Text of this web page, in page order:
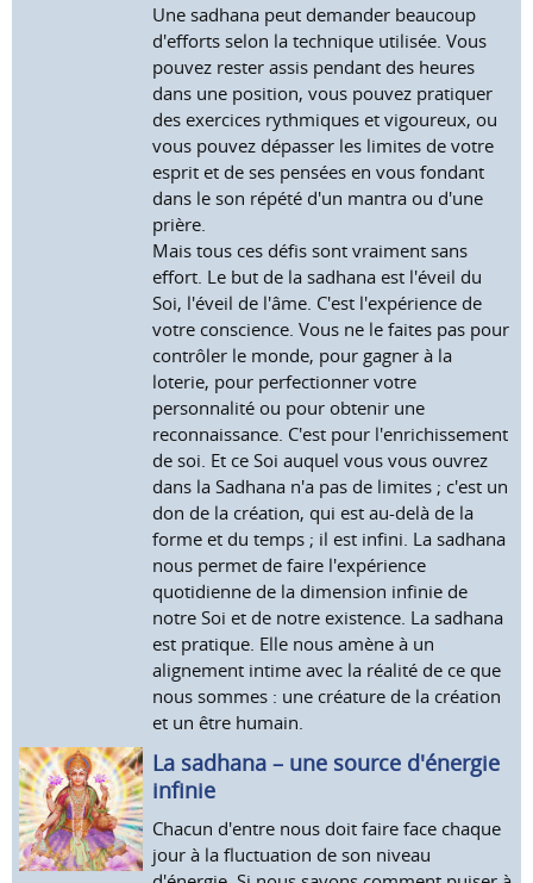
Une sadhana peut demander beaucoup
d'efforts selon la technique utilisée. Vous
pouvez rester assis pendant des heures
dans une position, vous pouvez pratiquer
des exercices rythmiques et vigoureux, ou
vous pouvez dépasser les limites de votre
esprit et de ses pensées en vous fondant
dans le son répété d'un mantra ou d'une
prière.
Mais tous ces défis sont vraiment sans
effort. Le but de la sadhana est l'éveil du
Soi, l'éveil de l'âme. C'est l'expérience de
votre conscience. Vous ne le faites pas pour
contrôler le monde, pour gagner à la
loterie, pour perfectionner votre
personnalité ou pour obtenir une
reconnaissance. C'est pour l'enrichissement
de soi. Et ce Soi auquel vous vous ouvrez
dans la Sadhana n'a pas de limites ; c'est un
don de la création, qui est au-delà de la
forme et du temps ; il est infini. La sadhana
nous permet de faire l'expérience
quotidienne de la dimension infinie de
notre Soi et de notre existence. La sadhana
est pratique. Elle nous amène à un
alignement intime avec la réalité de ce que
nous sommes : une créature de la création
et un être humain.
La sadhana – une source d'énergie
infinie
Chacun d'entre nous doit faire face chaque
jour à la fluctuation de son niveau